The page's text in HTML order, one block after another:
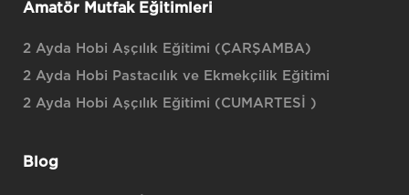
Amatör Mutfak Eğitimleri
2 Ayda Hobi Aşçılık Eğitimi (ÇARŞAMBA)
2 Ayda Hobi Pastacılık ve Ekmekçilik Eğitimi
2 Ayda Hobi Aşçılık Eğitimi (CUMARTESİ )
Blog